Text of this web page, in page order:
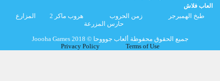
العاب فلاش
طبخ الهمبرجر
زمن الحروب هروب ماكر 2
المزارع
حارس المزرعة
Joooha Games جميع الحقوق محفوظة ألعاب جوووحا © 2018
Privacy Policy
Terms of Use